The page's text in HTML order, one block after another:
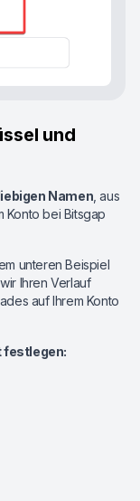
und
Namen , aus
Konto bei Bitsgap
unteren Beispiel
Ihren Verlauf
auf Ihrem Konto
festlegen: